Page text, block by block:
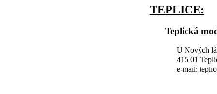
TEPLICE:
Teplická
U Nových
415 01
e-mail: